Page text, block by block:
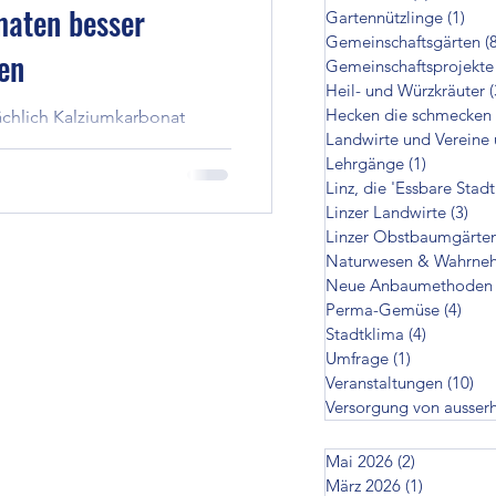
die schmecken
Landwirte
besser
Kalziumkarbonat
indem man die
zu vergrößern,
Gartennützlinge (1)
Gemeinschaftsgärten
Gemeinschaftsprojekte
Heil- und Würzkräuter
Hecken die schmecken
Landwirte und Vereine
Lehrgänge (1)
Linz, die 'Essbare
Linzer Landwirte (3)
Linzer
Naturwesen &
Neue Anbaumethoden
Perma-Gemüse (4)
Stadtklima (4)
Umfrage (1)
Veranstaltungen (10)
Versorgung von
Mai 2026 (2)
März 2026 (1)